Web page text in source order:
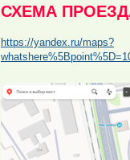
СХЕМА
https://yandex.ru/maps?